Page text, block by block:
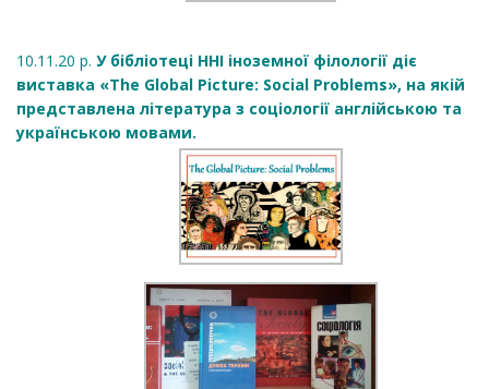
10.11.20 р. У бібліотеці ННІ іноземної філології діє
виставка «The Global Picture: Social Problems», на якій
представлена література з соціології англійською та
українською мовами.